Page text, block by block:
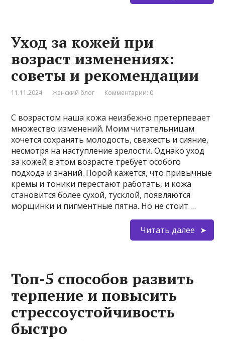
Уход за кожей при
возраст изменениях:
советы и рекомендации
11.11.2024 Женский блог Комментарии: 0
С возрастом наша кожа неизбежно претерпевает
множество изменений. Моим читательницам
хочется сохранять молодость, свежесть и сияние,
несмотря на наступление зрелости. Однако уход
за кожей в этом возрасте требует особого
подхода и знаний. Порой кажется, что привычные
кремы и тоники перестают работать, и кожа
становится более сухой, тусклой, появляются
морщинки и пигментные пятна. Но не стоит …
Читать далее
Топ-5 способов развить
терпение и повысить
стрессоустойчивость
быстро